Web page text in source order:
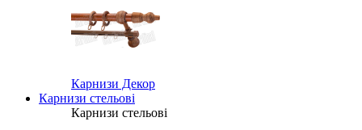
Карнизи Декор
Карнизи стельові
Карнизи стельові